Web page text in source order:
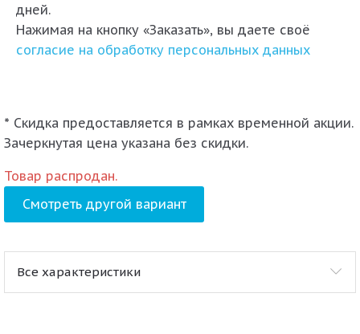
дней.
Нажимая на кнопку «Заказать», вы даете своё
согласие на обработку персональных данных
* Скидка предоставляется в рамках временной акции.
Зачеркнутая цена указана без скидки.
Товар распродан.
Смотреть другой вариант
Все характеристики